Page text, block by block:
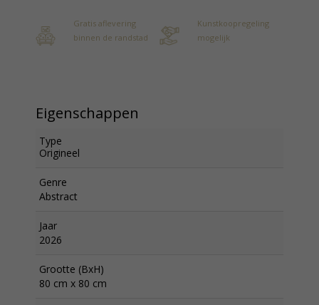
Gratis aflevering
binnen de randstad
Kunstkoopregeling
mogelijk
Eigenschappen
Type
Origineel
Genre
Abstract
Jaar
2026
Grootte (BxH)
80 cm x 80 cm